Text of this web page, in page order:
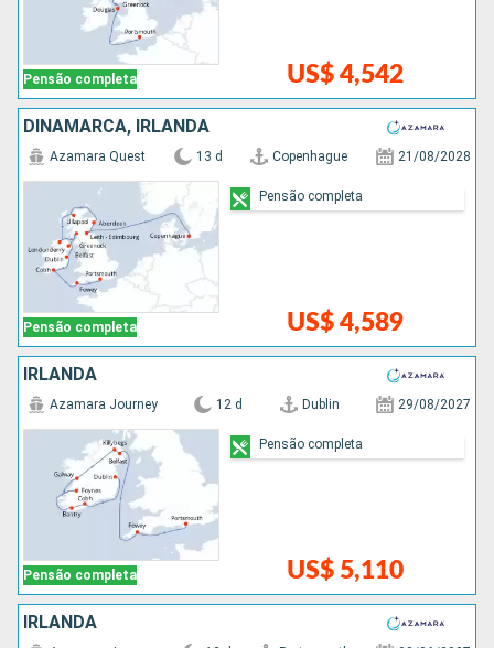
Pensão completa US$ 4,542
DINAMARCA, IRLANDA
Pensão completa
Azamara Quest 13 d Copenhague 21/08/2028
US$ 4,589
Pensão completa
IRLANDA
Pensão completa
Azamara Journey 12 d Dublin 29/08/2027
US$ 5,110
Pensão completa
IRLANDA